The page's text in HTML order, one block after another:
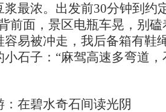
浆最浓。出发前30分钟到约
前面，景区电瓶车晃，别
容易被冲走，我后备箱有鞋
石子：“麻驾高速多弯道
：在碧水奇石间读光阴